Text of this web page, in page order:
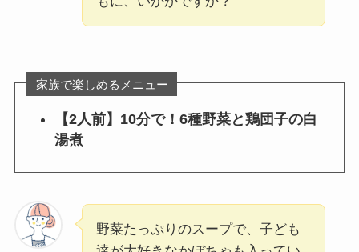
家族で楽しめるメニュー
【2人前】10分で！6種野菜と鶏団子の白
湯煮
野菜たっぷりのスープで、子ども